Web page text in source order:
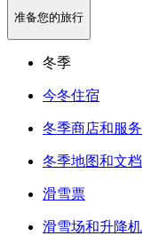
准备您的旅行
冬季
今冬住宿
冬季商店和服务
冬季地图和文档
滑雪票
滑雪场和升降机